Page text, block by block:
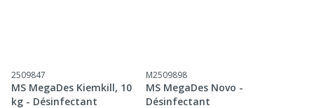
2509847
MS MegaDes Kiemkill, 10
kg - Désinfectant
M2509898
MS MegaDes Novo -
Désinfectant